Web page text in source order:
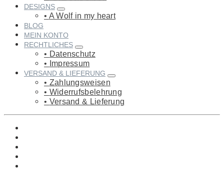
DESIGNS
A Wolf in my heart
BLOG
MEIN KONTO
RECHTLICHES
Datenschutz
Impressum
VERSAND & LIEFERUNG
Zahlungsweisen
Widerrufsbelehrung
Versand & Lieferung